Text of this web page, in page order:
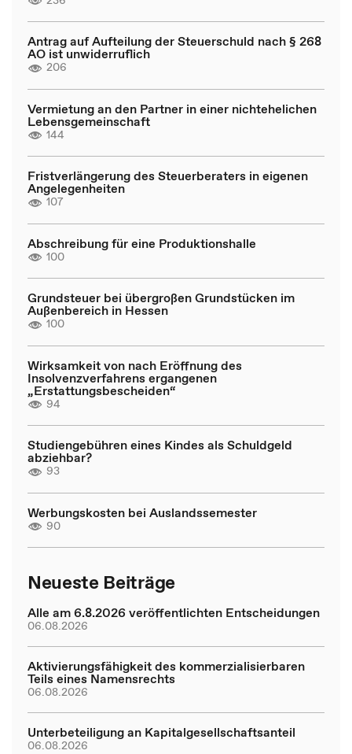
Antrag auf Aufteilung der Steuerschuld nach § 268
AO ist unwiderruflich
206
Vermietung an den Partner in einer nichtehelichen
Lebensgemeinschaft
144
Fristverlängerung des Steuerberaters in eigenen
Angelegenheiten
107
Abschreibung für eine Produktionshalle
100
Grundsteuer bei übergroßen Grundstücken im
Außenbereich in Hessen
100
Wirksamkeit von nach Eröffnung des
Insolvenzverfahrens ergangenen
„Erstattungsbescheiden“
94
Studiengebühren eines Kindes als Schuldgeld
abziehbar?
93
Werbungskosten bei Auslandssemester
90
Neueste Beiträge
Alle am 6.8.2026 veröffentlichten Entscheidungen
06.08.2026
Aktivierungsfähigkeit des kommerzialisierbaren
Teils eines Namensrechts
06.08.2026
Unterbeteiligung an Kapitalgesellschaftsanteil
06.08.2026